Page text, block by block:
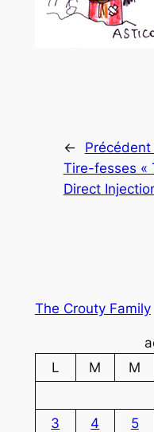
←
Précédent
Tire-fesses «
Direct
The Crouty Family
L
M M
3
4 5